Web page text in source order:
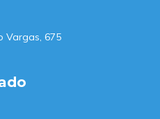
Vargas, 675